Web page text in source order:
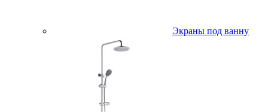
Экраны под ванну